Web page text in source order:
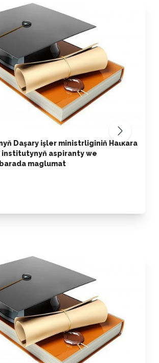
Daşary işler ministrliginiň Halkara
institutynyň aspiranty we
maglumat